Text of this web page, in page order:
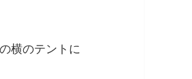
横のテントに